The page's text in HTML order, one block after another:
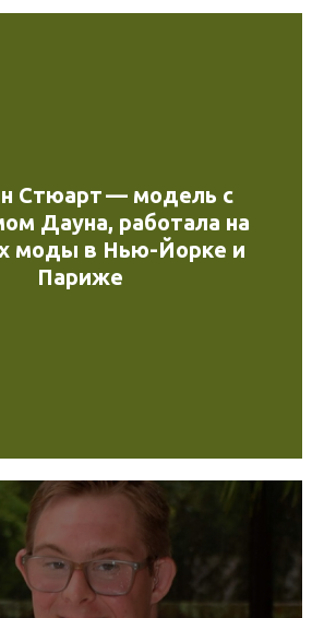
Стюарт — модель с
Дауна, работала на
моды в Нью-Йорке и
Париже